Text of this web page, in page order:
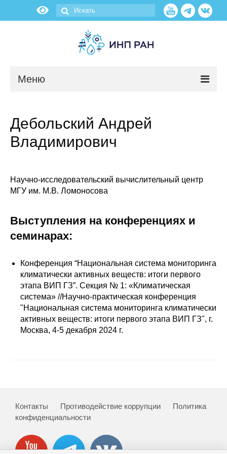
Меню
Об институте
Научные подразделения
Сотрудники
Противодействие коррупции
Материалы для СМИ
Публикации
О журнале
Номера журналов
Дебольский Андрей
Владимирович
Научно-исследовательский вычислительный центр
МГУ им. М.В. Ломоносова
Выступления на конференциях и
семинарах:
Конференция “Национальная система мониторинга
климатически активных веществ: итоги первого
этапа ВИП ГЗ”. Cекция № 1: «Климатическая
система» //Научно-практическая конференция
"Национальная система мониторинга климатически
активных веществ: итоги первого этапа ВИП ГЗ", г.
Москва, 4-5 декабря 2024 г.
Контакты Противодействие коррупции
Политика
конфиденциальности